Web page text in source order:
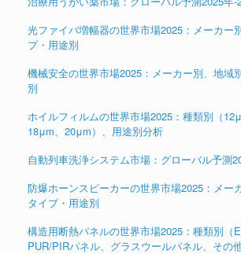
光ファイバ増幅器の世界市場2025：メーカー
プ・用途別
機械安全の世界市場2025：メーカー別、地域
別
ホイルフィルムの世界市場2025：種類別（
18μm、20μm）、用途別分析
自動列車洗浄システム市場：グローバル予測
防爆ホーンスピーカーの世界市場2025：メー
タイプ・用途別
構造用断熱パネルの世界市場2025：種類別（
PUR/PIRパネル、グラスウールパネル、その